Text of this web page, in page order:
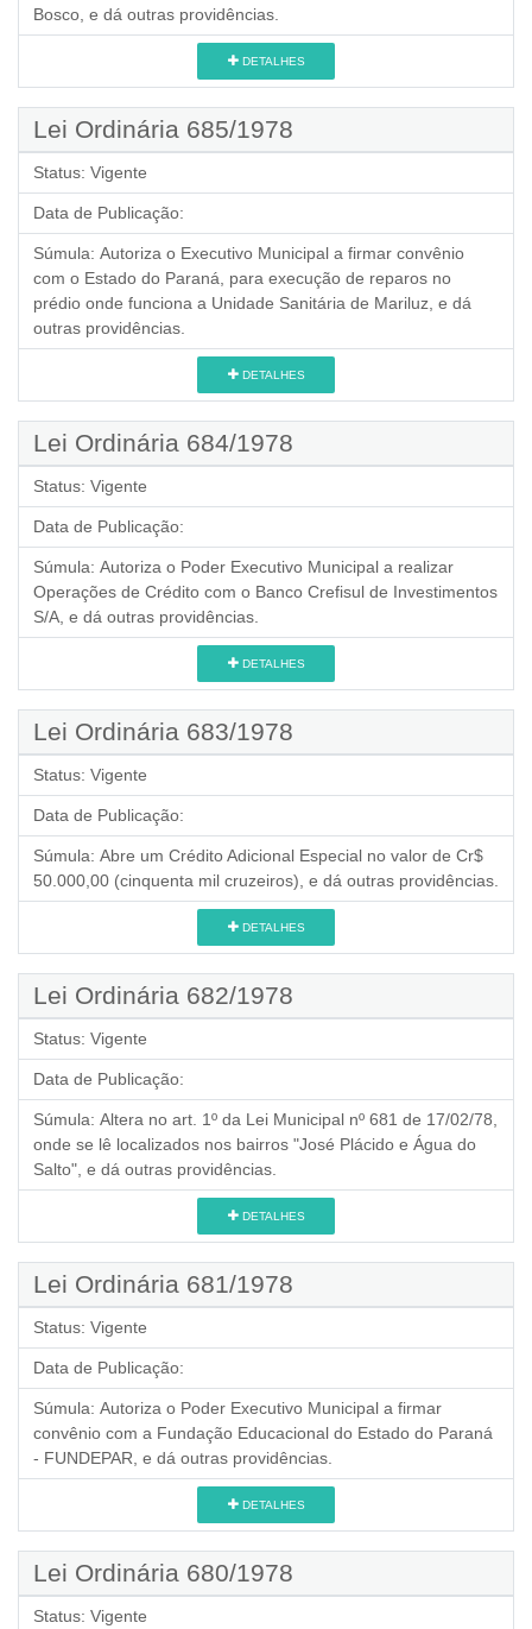
Bosco, e dá outras providências.
DETALHES
Lei Ordinária 685/1978
Status: Vigente
Data de Publicação:
Súmula: Autoriza o Executivo Municipal a firmar convênio
com o Estado do Paraná, para execução de reparos no
prédio onde funciona a Unidade Sanitária de Mariluz, e dá
outras providências.
DETALHES
Lei Ordinária 684/1978
Status: Vigente
Data de Publicação:
Súmula: Autoriza o Poder Executivo Municipal a realizar
Operações de Crédito com o Banco Crefisul de Investimentos
S/A, e dá outras providências.
DETALHES
Lei Ordinária 683/1978
Status: Vigente
Data de Publicação:
Súmula: Abre um Crédito Adicional Especial no valor de Cr$
50.000,00 (cinquenta mil cruzeiros), e dá outras providências.
DETALHES
Lei Ordinária 682/1978
Status: Vigente
Data de Publicação:
Súmula: Altera no art. 1º da Lei Municipal nº 681 de 17/02/78,
onde se lê localizados nos bairros "José Plácido e Água do
Salto", e dá outras providências.
DETALHES
Lei Ordinária 681/1978
Status: Vigente
Data de Publicação:
Súmula: Autoriza o Poder Executivo Municipal a firmar
convênio com a Fundação Educacional do Estado do Paraná
- FUNDEPAR, e dá outras providências.
DETALHES
Lei Ordinária 680/1978
Status: Vigente